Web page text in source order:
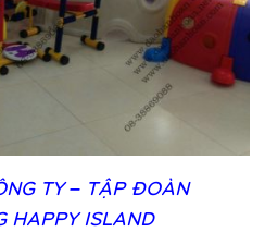
TY – TẬP ĐOÀN
HAPPY ISLAND